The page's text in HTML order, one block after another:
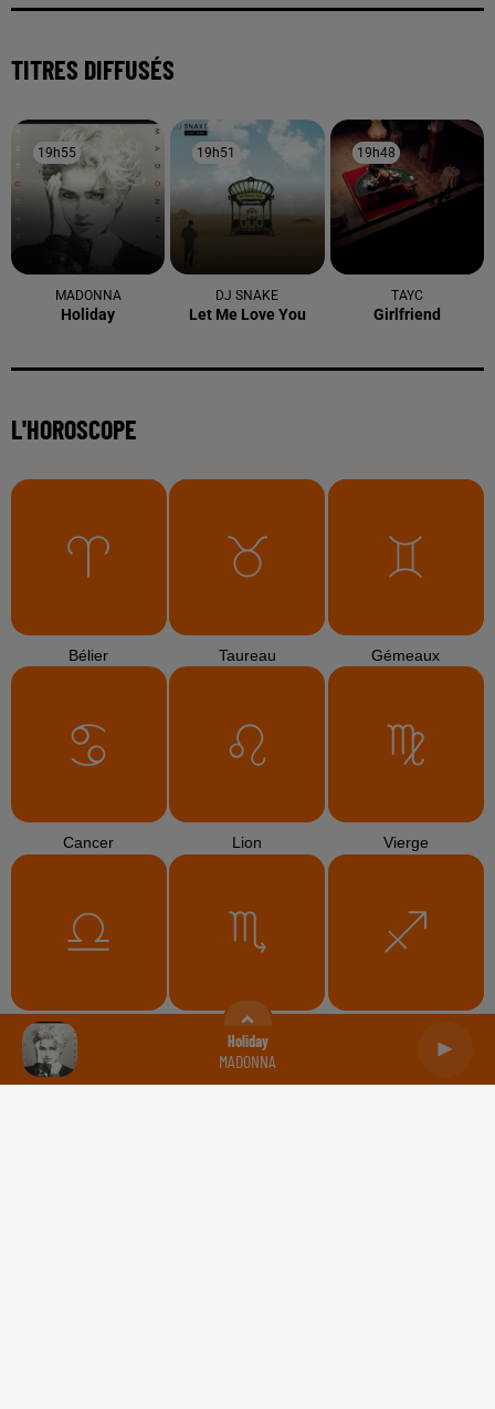
Holiday
MADONNA
TITRES DIFFUSÉS
19h55
19h55
MADONNA
Holiday
19h51
19h51
DJ SNAKE
Let Me Love You
19h48
19h48
TAYC
Girlfriend
L'HOROSCOPE
Bélier Taureau Gémeaux
Cancer Lion Vierge
Balance Scorpion